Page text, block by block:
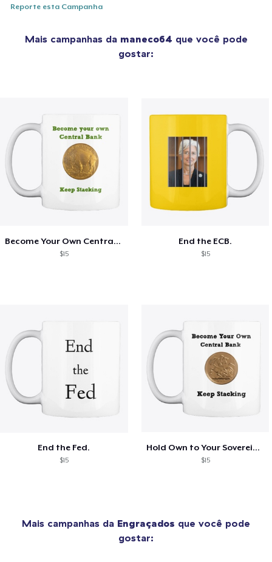
Reporte esta Campanha
Mais campanhas da maneco64 que você pode
gostar:
Become Your Own Central Bank
$15
End the ECB.
$15
End the Fed.
$15
Hold Own to Your Sovereignty
$15
Mais campanhas da Engraçados que você pode
gostar: